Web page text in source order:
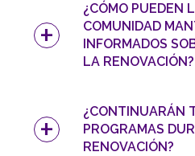
¿CÓMO PUEDEN
COMUNIDAD
INFORMADOS
LA RENOVACIÓN?
¿CONTINUARÁN
PROGRAMAS
RENOVACIÓN?